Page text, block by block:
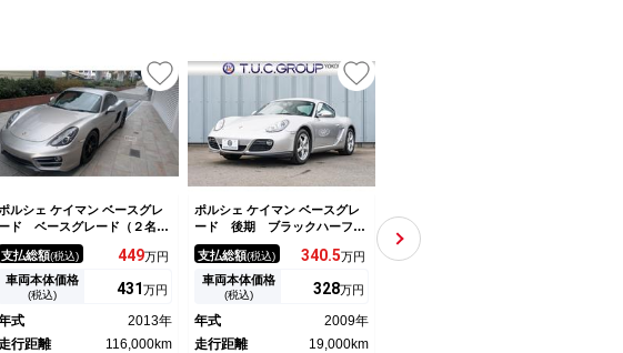
ポルシェ ケイマン ベースグレ
ード ベースグレード（２名）
ＤＫブルーレザースポーツシ
トＰＡＳＭスポーツシャーシ
２本出しマフラーＧＴＳ仕様テ
ールランプナビＴＶドライブレ
支払総額(税込) 449万円
車両本体価格
(税込) 431万円
式
2013年
行距離
116,000km
ポルシェ ケイマン ベースグレ
ード 後期 ブラックハーフレ
ザーシート シートヒーター
クラリオンＨＤＤナビ フルセ
グＴＶ オートエアコン ケイ
マン１７インチＡＷ キセノン
ーナリングライト リアフォ
グ ２年保証
支払総額(税込) 340.5万円
車両本体価格
(税込) 328万円
年式
2009年
走行距離
19,000km
ツクロノＰＫＧ 天バリ張り替
済 シートヒーター 社外ナ
ビ テレビ ＰＳＭ キセノン
支払総額